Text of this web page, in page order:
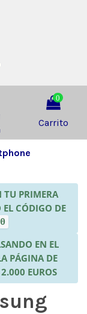
0
Carrito
TU PRIMERA
CÓDIGO DE
EN EL
PÁGINA DE
EUROS